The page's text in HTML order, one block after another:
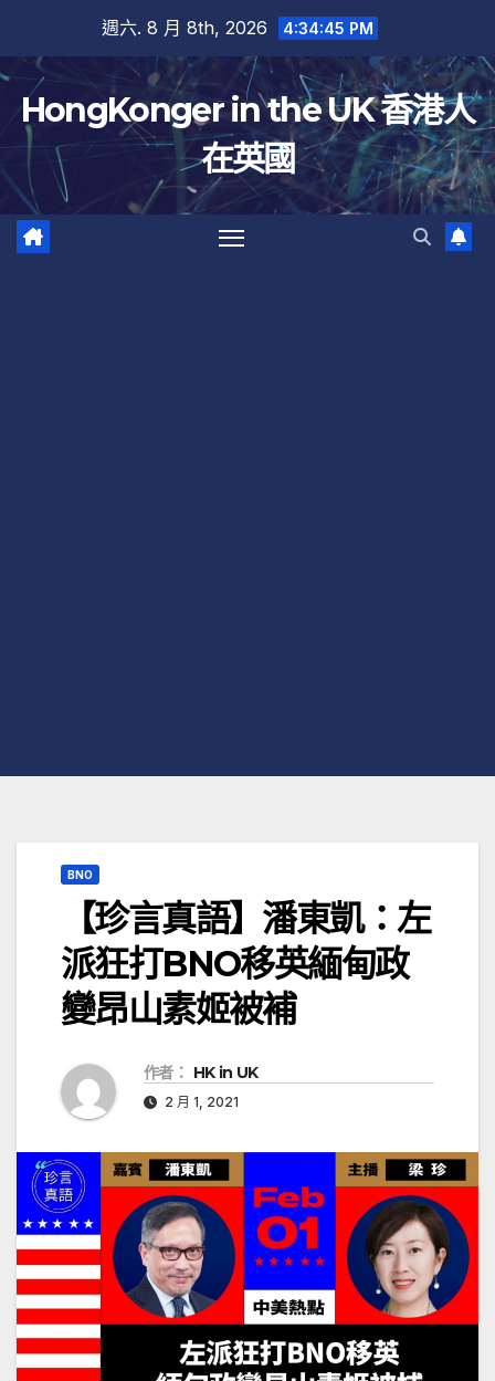
內
容
週六. 8 月 8th, 2026 4:34:45 PM
HongKonger in the UK 香港人
在英國
BNO
【珍言真語】潘東凱：左
派狂打BNO移英緬甸政
變昂山素姬被補
作者： HK in UK
2 月 1, 2021